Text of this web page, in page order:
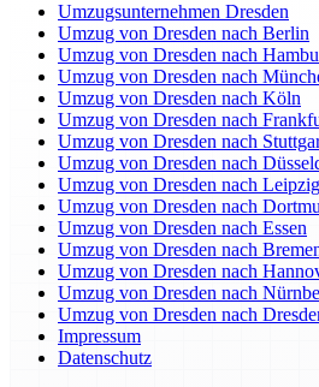
Umzugsunternehmen Dresden
Umzug von Dresden nach Berlin
Umzug von Dresden nach
Umzug von Dresden nach
Umzug von Dresden nach Köln
Umzug von Dresden nach
Umzug von Dresden nach
Umzug von Dresden nach
Umzug von Dresden nach Leipzig
Umzug von Dresden nach
Umzug von Dresden nach Essen
Umzug von Dresden nach
Umzug von Dresden nach
Umzug von Dresden nach
Umzug von Dresden nach
Impressum
Datenschutz